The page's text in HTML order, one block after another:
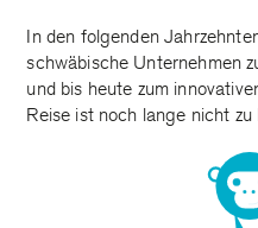
In den folgenden
schwäbische Unternehmen
und bis heute zum
Reise ist noch lange nicht zu